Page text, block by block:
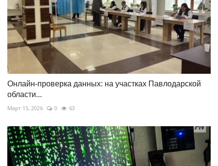
Онлайн-проверка данных: на участках Павлодарской
области...
Март 15, 2026 0 63